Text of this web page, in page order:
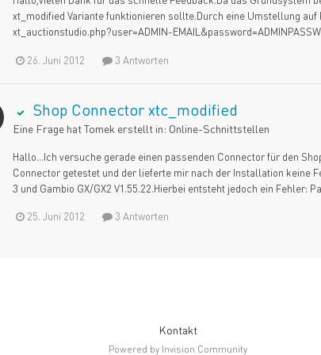
xt_modified Variante funktionieren sollte.Durch eine Umstellung
xt_auctionstudio.php?user=ADMIN-
26. Juni 2012 3 Antworten
Shop Connector xtc_modified
Eine Frage hatTomek erstellt in: Online-Schnittstellen
Hallo...Ich versuche gerade einen passenden Connector für den
Connector getestet und der lieferte mir nach der Installation keine
3 und Gambio GX/GX2 V1.55.22.Hierbei entsteht jedoch ein Fehler:
25. Juni 2012 3 Antworten
Kontakt
Powered by Invision Community